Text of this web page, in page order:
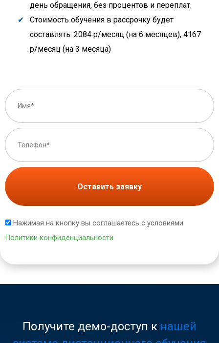
день обращения, без процентов и переплат.
Стоимость обучения в рассрочку будет
составлять: 2084 р/месяц (на 6 месяцев), 4167
р/месяц (на 3 месяца)
Оставить заявку
Нажимая на кнопку вы соглашаетесь с условиями
Политики конфиденциальности
Получите демо-доступ к нашей